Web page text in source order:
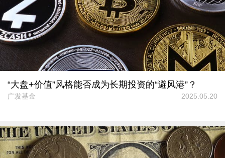
“大盘+价值”风格能否成为长期投资的“避风港”？
广发基金 2025.05.20